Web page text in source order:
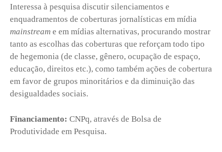
Interessa à pesquisa discutir silenciamentos e
enquadramentos de coberturas jornalísticas em mídia
mainstream e em mídias alternativas, procurando mostrar
tanto as escolhas das coberturas que reforçam todo tipo
de hegemonia (de classe, gênero, ocupação de espaço,
educação, direitos etc.), como também ações de cobertura
em favor de grupos minoritários e da diminuição das
desigualdades sociais.
Financiamento: CNPq, através de Bolsa de
Produtividade em Pesquisa.